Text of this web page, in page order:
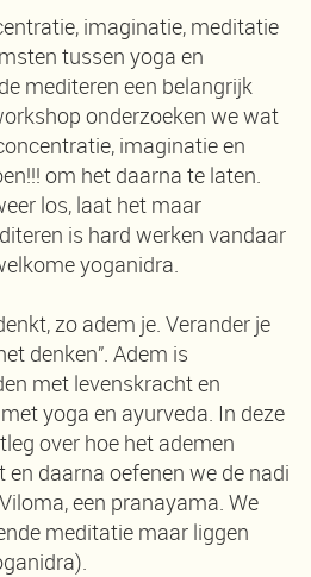
imaginatie, meditatie
tussen yoga en
mediteren een belangrijk
onderzoeken we wat
imaginatie en
om het daarna te laten.
los, laat het maar
is hard werken vandaar
yoganidra.
zo adem je. Verander je
denken”. Adem is
met levenskracht en
yoga en ayurveda. In deze
over hoe het ademen
daarna oefenen we de nadi
een pranayama. We
meditatie maar liggen